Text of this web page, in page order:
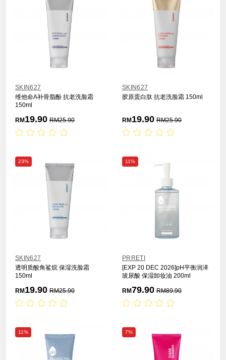
SKIN627
维他命A补骨脂酚 抗老洗脸霜
150ml
RM 19.90 RM25.90
SKIN627
胶原蛋白肽 抗老洗脸霜 150ml
RM 19.90 RM25.90
23%
SKIN627
透明质酸角鲨烷 保湿洗脸霜
150ml
RM 19.90 RM25.90
11%
PRRETI
[EXP 20 DEC 2026]pH平衡润泽
玻尿酸 保湿卸妆油 200ml
RM79.90 RM89.90
11% 7%